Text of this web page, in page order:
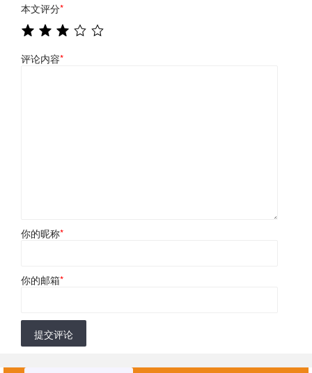
本文评分*
评论内容*
你的昵称*
你的邮箱*
提交评论